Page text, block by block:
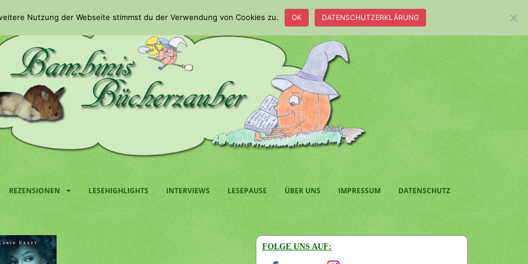
REZENSIONEN LESEHIGHLIGHTS INTERVIEWS LESEPAUSE ÜBER UNS IMPRESSUM DATENSCHUTZ
FOLGE UNS AUF:
Nutzung der Webseite stimmst du der Verwendung von Cookies zu. OK DATENSCHUTZERKLÄRUNG